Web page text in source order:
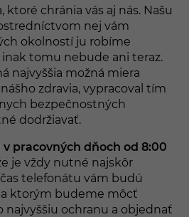
chránia vás aj nás. Našu
nej vám
okolností ju robíme
inak tomu nebude ani teraz.
najvyššia možná miera
zdravia, vypracoval tím
bezpečnostných
dodržiavať.
v pracovných dňoch od 8:00
je vždy nutné najskôr
telefonátu vám budú
ktorým budeme môcť
najvyššiu ochranu a objednať